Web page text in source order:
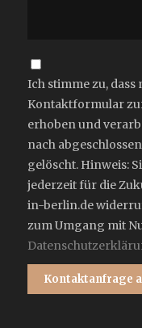
Ich stimme zu, dass
Kontaktformular
erhoben und
nach
gelöscht. Hinweis:
jederzeit für die
in-berlin.de
zum Umgang mit